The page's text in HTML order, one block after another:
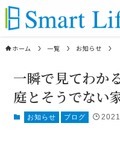
ホーム 一覧 お知らせ
一瞬で見てわか
庭とそうでない
お知らせ ブログ